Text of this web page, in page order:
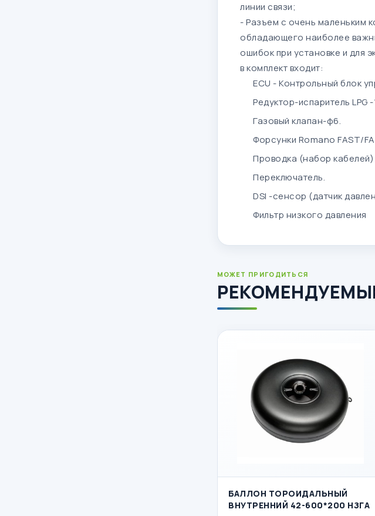
линии связи;
-Разъем с очень маленьким
обладающего наиболее
ошибок при установке и для
в комплект входит:
ECU - Контрольный блок
Редуктор-испаритель LPG -
Газовый клапан-ф6.
Форсунки Romano FAST/
Проводка (набор
Переключатель.
DSI -сенсор (датчик
Фильтр низкого давления
МОЖЕТ ПРИГОДИТЬСЯ
БАЛЛОН ТОРОИДАЛЬНЫЙ
ВНУТРЕННИЙ 42-600*200 НЗГА